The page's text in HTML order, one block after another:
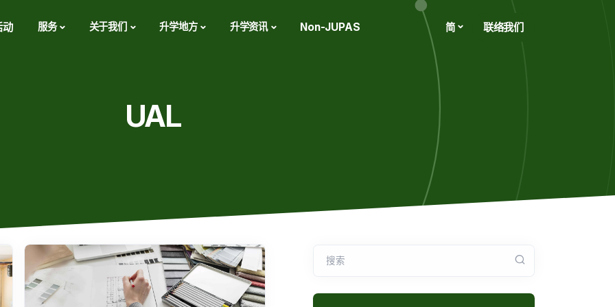
动 服务 关于我们 升学地方 升学资讯 Non-JUPAS 简 联络我们
UAL
搜索